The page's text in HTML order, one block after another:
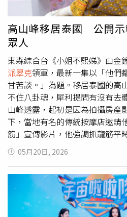
時，無尊則苦笑回應，「最近
語帶保留表示，「祝福啦，給彼
則是在「小S」徐熙娣與 派翠克
見談及感情現況，坦言與無尊交
感早已逐漸消失，甚至聊天內容
露，無尊經常反覆聊起大學時期
樣的話」，讓她慢慢感覺兩人相
S當場追問「那你為什麼還不跟
笑表示「會先封鎖他」，接著才
慮……」阿喜坦言，自己本來就
看不到未來，但現階段卻開始覺
會忍不住冒出「想說要不要放過
隨著自己年紀漸長，目前人生順
毛小孩第二、工作第三，感情已
問到「那無尊排第幾」時，她停
「興趣。」隨後更坦言，「我覺
不過阿喜也強調，其實無尊有感
高山峰移居泰國 公開示
眾人
東森綜合台《小姐不熙娣》由金
派翠克領軍，最新一集以「他們
甘苦談。」為題。移居泰國的高
不住八卦魂，犀利提問有沒有去
山峰透露，起初是因為拍攝房產
下，當地有名的傳統按摩店邀請
筋」宣傳影片，他強調抓龍筋平
聽完瞬間眼神發亮，瘋狂追問細
「非常特別的體驗」，更在現場
的「子孫袋」向外拉伸，驚人畫
對小S追問「會不會痛？」高山
於你使用的頻率。」小S更調侃
多遠？」高山峰也開玩笑大喊：
05月20日, 2026